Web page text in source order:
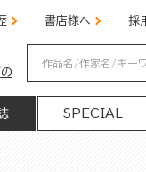
書店様へ 採
SPECIAL